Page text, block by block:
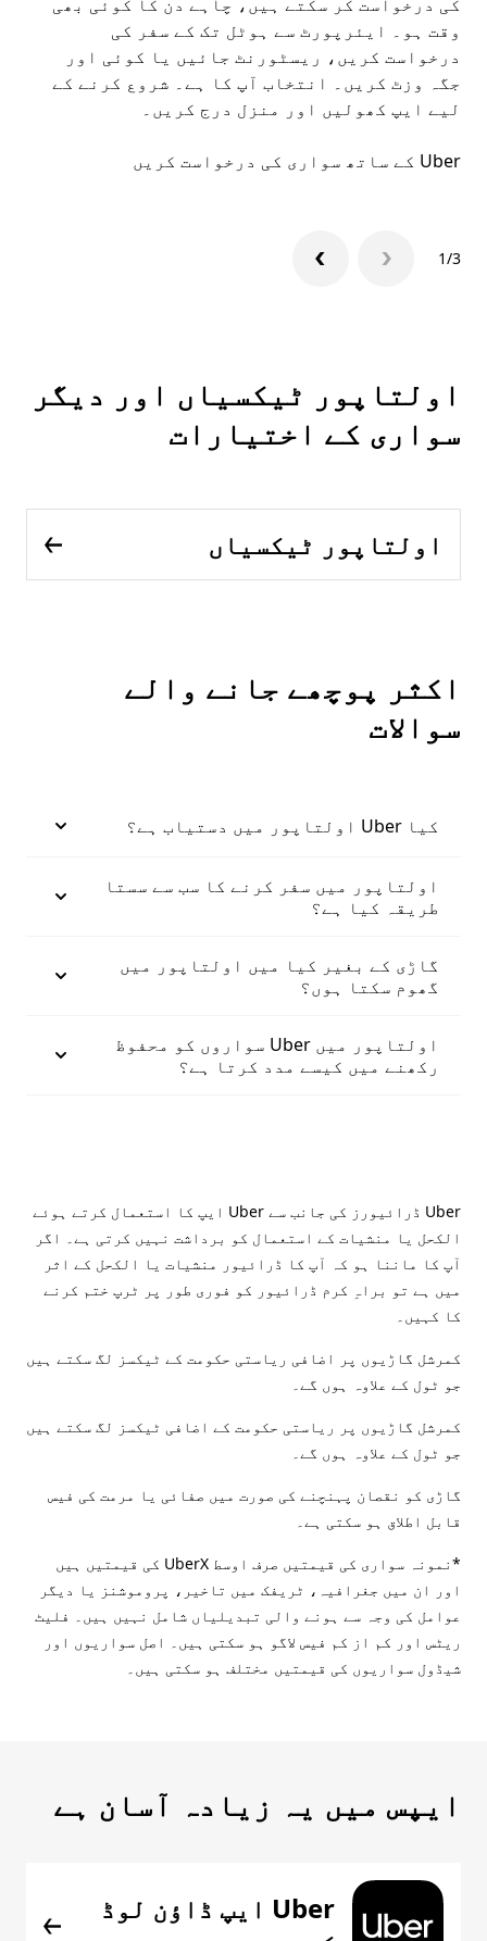
وقت ہو۔ ایئرپورٹ سے ہوٹل تک کے سفر کی
درخواست کریں، ریسٹورنٹ جائیں یا کوئی اور
جگہ وزٹ کریں۔ انتخاب آپ کا ہے۔ شروع کرنے کے
لیے ایپ کھولیں اور منزل درج کریں۔
Uber کے ساتھ سواری کی درخواست کریں
1/3
اولتاپور ٹیکسیاں اور دیگر
سواری کے اختیارات
اولتاپور ٹیکسیاں
اکثر پوچھے جانے والے
سوالات
کیا Uber اولتاپور میں دستیاب ہے؟
اولتاپور میں سفر کرنے کا سب سے سستا
طریقہ کیا ہے؟
گاڑی کے بغیر کیا میں اولتاپور میں
گھوم سکتا ہوں؟
اولتاپور میں Uber سواروں کو محفوظ
رکھنے میں کیسے مدد کرتا ہے؟
Uber ڈرائیورز کی جانب سے Uber ایپ کا استعمال کرتے ہوئے
الکحل یا منشیات کے استعمال کو برداشت نہیں کرتی ہے۔ اگر
آپ کا ماننا ہو کہ آپ کا ڈرائیور منشیات یا الکحل کے اثر
میں ہے تو براہِ کرم ڈرائیور کو فوری طور پر ٹرپ ختم کرنے
کا کہیں۔
کمرشل گاڑیوں پر اضافی ریاستی حکومت کے ٹیکسز لگ سکتے ہیں
جو ٹول کے علاوہ ہوں گے۔
کمرشل گاڑیوں پر ریاستی حکومت کے اضافی ٹیکسز لگ سکتے ہیں
جو ٹول کے علاوہ ہوں گے۔
گاڑی کو نقصان پہنچنے کی صورت میں صفائی یا مرمت کی فیس
قابل اطلاق ہو سکتی ہے۔
*نمونہ سواری کی قیمتیں صرف اوسط UberX کی قیمتیں ہیں
اور ان میں جغرافیہ، ٹریفک میں تاخیر، پروموشنز یا دیگر
عوامل کی وجہ سے ہونے والی تبدیلیاں شامل نہیں ہیں۔ فلیٹ
ریٹس اور کم از کم فیس لاگو ہو سکتی ہیں۔ اصل سواریوں اور
شیڈول سواریوں کی قیمتیں مختلف ہو سکتی ہیں۔
ایپس میں یہ زیادہ آسان ہے
Uber ایپ ڈاؤن لوڈ